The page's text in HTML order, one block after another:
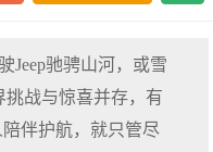
Jeep驰骋山河，或雪
挑战与惊喜并存，有
伴护航，就只管尽